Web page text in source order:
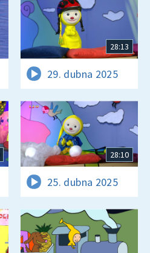
28:13
29. dubna 2025
28:10
25. dubna 2025